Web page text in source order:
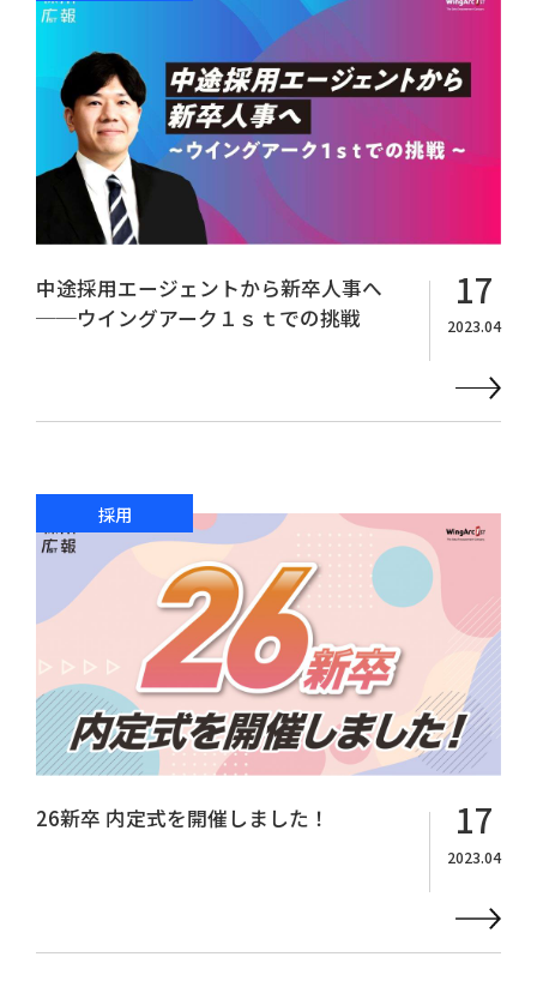
中途採用エージェントから新卒人事へ
──ウイングアーク１ｓｔでの挑戦
17
2023.04
採用
26新卒 内定式を開催しました！ 17
2023.04